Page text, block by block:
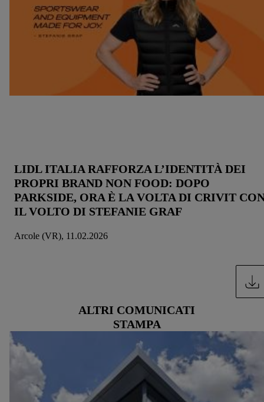
LIDL ITALIA RAFFORZA L’IDENTITÀ DEI
PROPRI BRAND NON FOOD: DOPO
PARKSIDE, ORA È LA VOLTA DI CRIVIT
IL VOLTO DI STEFANIE GRAF
Arcole (VR), 11.02.2026
ALTRI COMUNICATI
STAMPA